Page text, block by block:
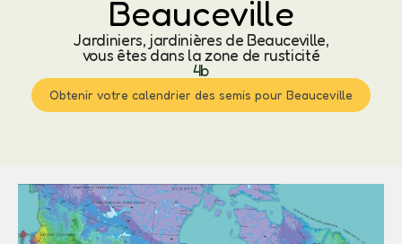
Beauceville
Jardiniers, jardinières de Beauceville,
vous êtes dans la zone de rusticité
4b
Obtenir votre calendrier des semis pour Beauceville